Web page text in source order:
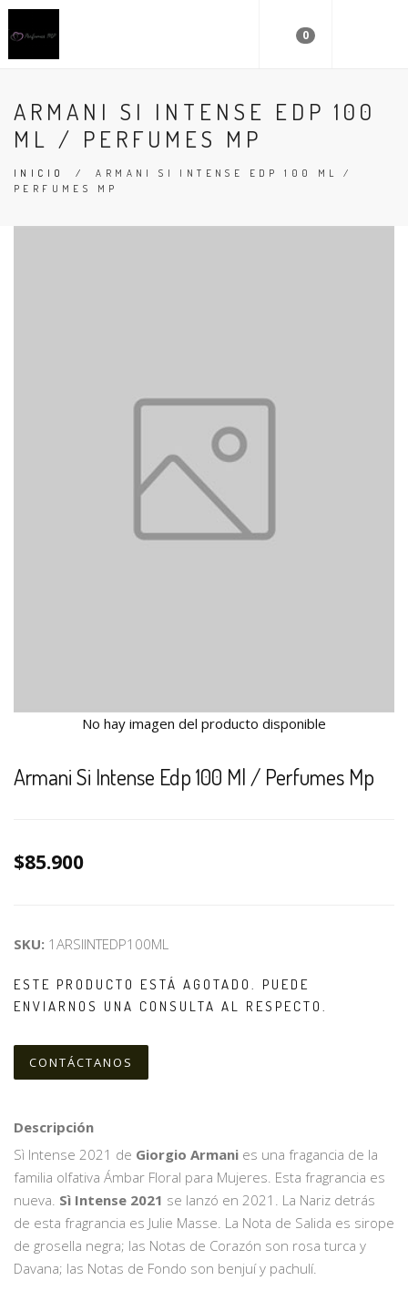
0
ARMANI SI INTENSE EDP 100
ML / PERFUMES MP
INICIO /ARMANI SI INTENSE EDP 100 ML /
PERFUMES MP
No hay imagen del producto disponible
Armani Si Intense Edp 100 Ml / Perfumes Mp
$85.900
SKU: 1ARSIINTEDP100ML
ESTE PRODUCTO ESTÁ AGOTADO. PUEDE
ENVIARNOS UNA CONSULTA AL RESPECTO.
CONTÁCTANOS
Descripción
Sì Intense 2021 de Giorgio Armani es una fragancia de la
familia olfativa Ámbar Floral para Mujeres. Esta fragrancia es
nueva. Sì Intense 2021 se lanzó en 2021. La Nariz detrás
de esta fragrancia es Julie Masse. La Nota de Salida es sirope
de grosella negra; las Notas de Corazón son rosa turca y
Davana; las Notas de Fondo son benjuí y pachulí.